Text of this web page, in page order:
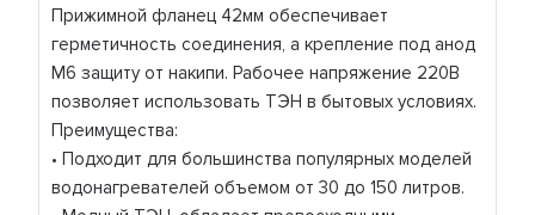
Прижимной фланец 42мм обеспечивает
герметичность соединения, а крепление под анод
M6 защиту от накипи. Рабочее напряжение 220В
позволяет использовать ТЭН в бытовых условиях.
Преимущества:
• Подходит для большинства популярных моделей
водонагревателей объемом от 30 до 150 литров.